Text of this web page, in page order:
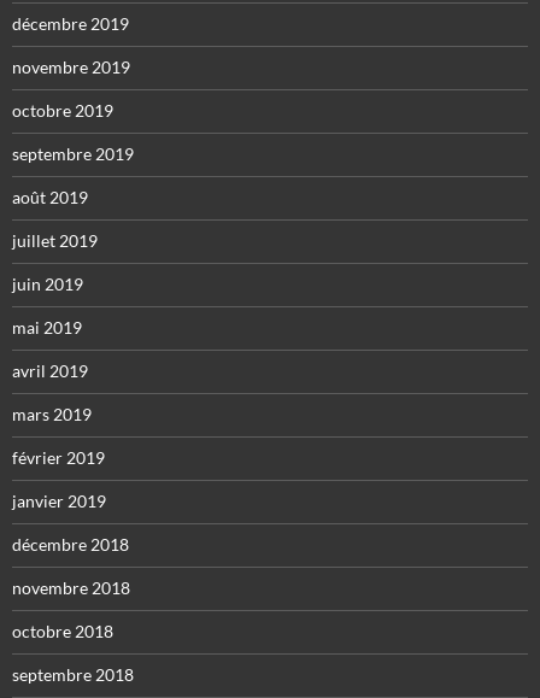
décembre 2019
novembre 2019
octobre 2019
septembre 2019
août 2019
juillet 2019
juin 2019
mai 2019
avril 2019
mars 2019
février 2019
janvier 2019
décembre 2018
novembre 2018
octobre 2018
septembre 2018